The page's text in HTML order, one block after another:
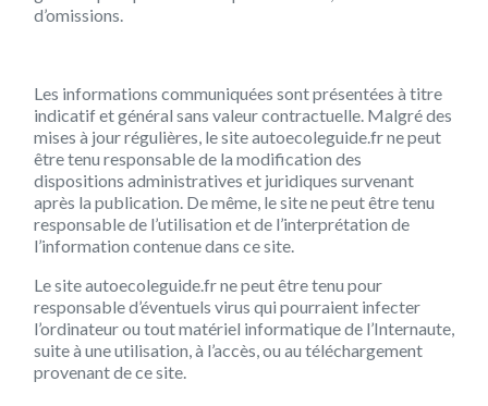
d’omissions.
Les informations communiquées sont présentées à titre
indicatif et général sans valeur contractuelle. Malgré des
mises à jour régulières, le site autoecoleguide.fr ne peut
être tenu responsable de la modification des
dispositions administratives et juridiques survenant
après la publication. De même, le site ne peut être tenu
responsable de l’utilisation et de l’interprétation de
l’information contenue dans ce site.
Le site autoecoleguide.fr ne peut être tenu pour
responsable d’éventuels virus qui pourraient infecter
l’ordinateur ou tout matériel informatique de l’Internaute,
suite à une utilisation, à l’accès, ou au téléchargement
provenant de ce site.